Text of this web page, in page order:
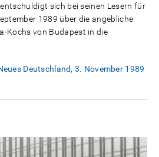
sich bei seinen Lesern für
1989 über die angebliche
Kochs von Budapest in die
Deutschland, 3. November 1989